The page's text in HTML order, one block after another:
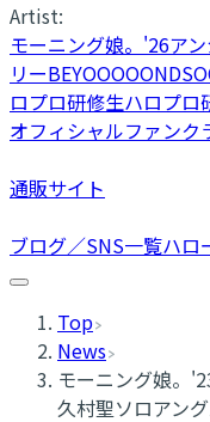
Artist:
モーニング娘。'26ア
リーBEYOOOOONDS
ロプロ研修生ハロプロ
オフィシャルファンク
通販サイト
ブログ／SNS一覧ハロ
Top
News
モーニング娘。
久村聖ソロアン